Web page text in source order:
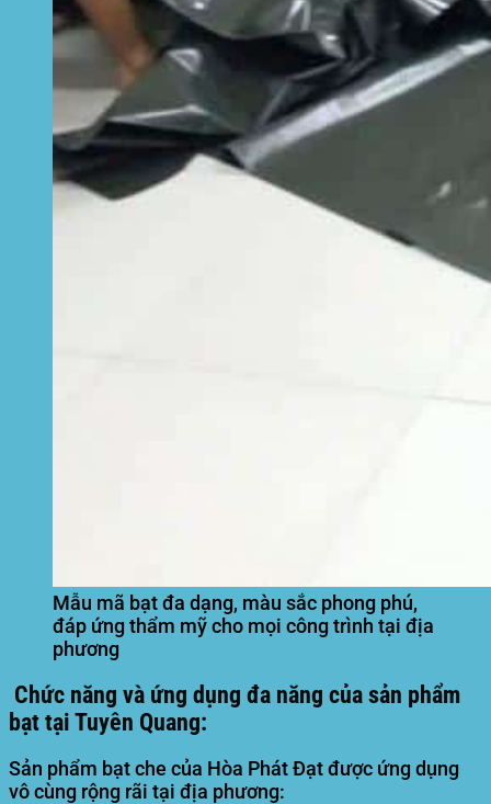
Mẫu mã bạt đa dạng, màu sắc phong phú,
đáp ứng thẩm mỹ cho mọi công trình tại địa
phương
Chức năng và ứng dụng đa năng của sản phẩm
bạt tại Tuyên Quang:
Sản phẩm bạt che của Hòa Phát Đạt được ứng dụng
vô cùng rộng rãi tại địa phương: